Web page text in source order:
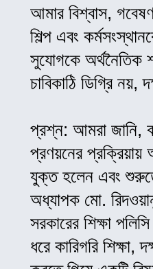
আমার বিশ্বাস,
শিল্প এবং
সুযোগকে অর্থনৈতিক
চাবিকাঠি ডিগ্রি নয়,
প্রশ্ন: আমরা জানি,
প্রণয়নের
যুক্ত হলেন এবং
অধ্যাপক মো.
সরকারের শিক্ষা
ধরে কারিগরি